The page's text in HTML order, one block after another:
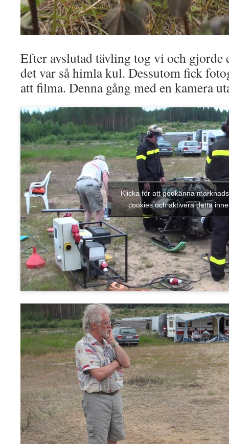
Efter avslutad tävling tog vi och gjorde
det var så himla kul. Dessutom fick
att filma. Denna gång med en kamera
Klicka för att godkänna
cookies och aktivera detta